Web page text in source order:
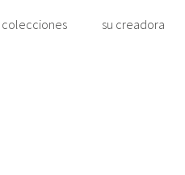
colecciones su creadora